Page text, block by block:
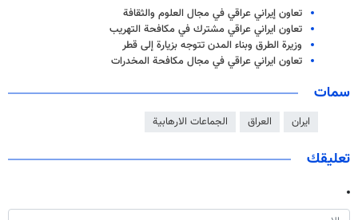
تعاون إيراني عراقي في مجال العلوم والثقافة
تعاون ايراني عراقي مشترك في مكافحة التهريب
وزيرة الطرق وبناء المدن تتوجه بزيارة إلى قطر
تعاون ايراني عراقي في مجال مكافحة المخدرات
سمات
ايران العراق الجماعات الارهابية
تعليقك